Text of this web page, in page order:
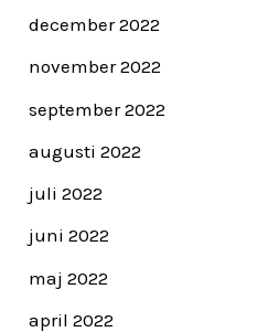
december 2022
november 2022
september 2022
augusti 2022
juli 2022
juni 2022
maj 2022
april 2022